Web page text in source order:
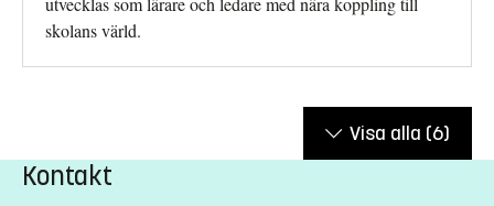
skolans värld.
Visa alla (6)
Kontakt